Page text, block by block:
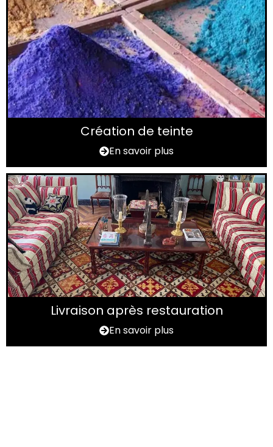
Création de teinte
En savoir plus
Livraison après restauration
En savoir plus